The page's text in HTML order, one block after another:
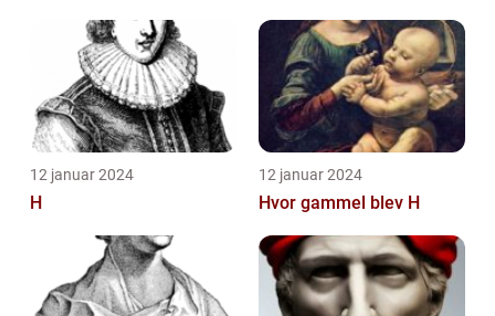
12 januar 2024
H
12 januar 2024
Hvor gammel blev H